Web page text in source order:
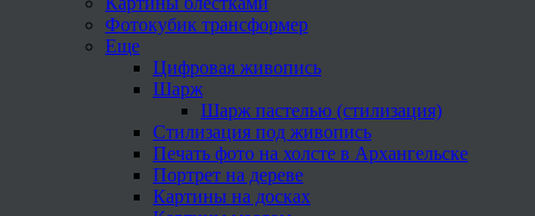
Фотокубик трансформер
Еще
Цифровая живопись
Шарж
Шарж пастелью (стилизация)
Стилизация под живопись
Печать фото на холсте в Архангельске
Портрет на дереве
Картины на досках